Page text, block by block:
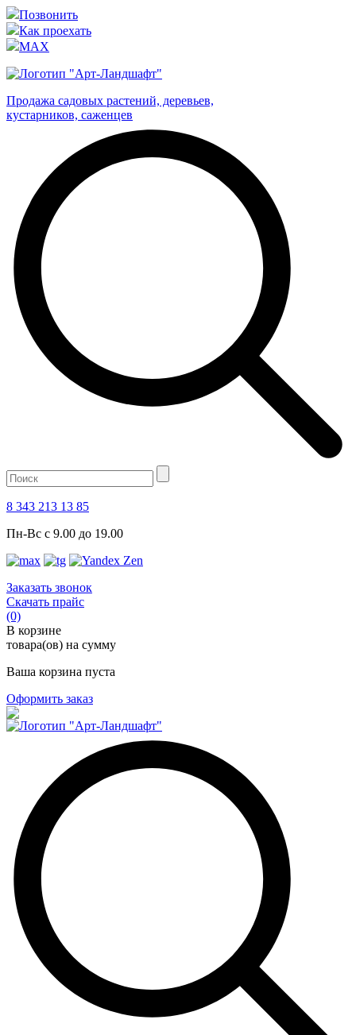
Позвонить
Как проехать
MAX
Продажа садовых растений, деревьев,
кустарников, саженцев
8 343 213 13 85
Пн-Вс с 9.00 до 19.00
Заказать звонок
Скачать прайс
(0)
В корзине
товара(ов) на сумму
Ваша корзина пуста
Оформить заказ